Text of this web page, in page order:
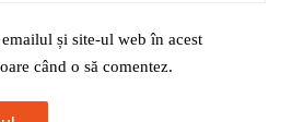
și site-ul web în acest
când o să comentez.